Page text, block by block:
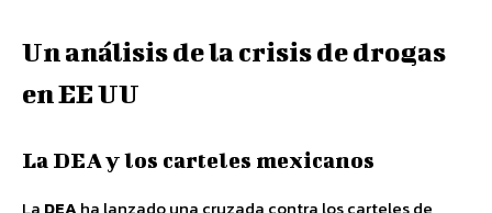
Un análisis de la crisis de drogas
en EE UU
La DEA y los carteles mexicanos